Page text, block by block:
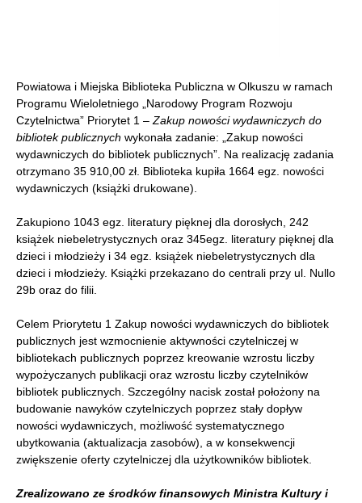
Powiatowa i Miejska Biblioteka Publiczna w Olkuszu w ramach
Programu Wieloletniego „Narodowy Program Rozwoju
Czytelnictwa” Priorytet 1 – Zakup nowości wydawniczych do
bibliotek publicznych wykonała zadanie: „Zakup nowości
wydawniczych do bibliotek publicznych”. Na realizację zadania
otrzymano 35 910,00 zł. Biblioteka kupiła 1664 egz. nowości
wydawniczych (książki drukowane).
Zakupiono 1043 egz. literatury pięknej dla dorosłych, 242
książek niebeletrystycznych oraz 345egz. literatury pięknej dla
dzieci i młodzieży i 34 egz. książek niebeletrystycznych dla
dzieci i młodzieży. Książki przekazano do centrali przy ul. Nullo
29b oraz do filii.
Celem Priorytetu 1 Zakup nowości wydawniczych do bibliotek
publicznych jest wzmocnienie aktywności czytelniczej w
bibliotekach publicznych poprzez kreowanie wzrostu liczby
wypożyczanych publikacji oraz wzrostu liczby czytelników
bibliotek publicznych. Szczególny nacisk został położony na
budowanie nawyków czytelniczych poprzez stały dopływ
nowości wydawniczych, możliwość systematycznego
ubytkowania (aktualizacja zasobów), a w konsekwencji
zwiększenie oferty czytelniczej dla użytkowników bibliotek.
Zrealizowano ze środków finansowych Ministra Kultury i